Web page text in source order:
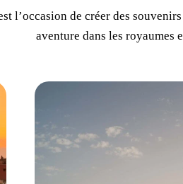
l’occasion de créer des
aventure dans les royaumes